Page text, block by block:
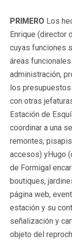
PRIMERO Los
Enrique (director
cuyas funciones
áreas
administración,
los presupuestos
con otras
Estación de
coordinar a una
remontes,
accesos) yHugo
de Formigal
boutiques,
página web,
estación y su
señalización y
objeto del